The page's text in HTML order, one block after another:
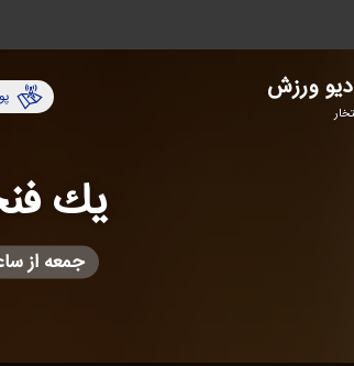
ورزش
یك
جمعه از ساعت ۱۳:۰۰ به